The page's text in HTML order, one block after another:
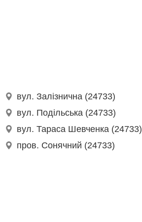
вул. Залізнична (24733)
вул. Подільська (24733)
вул. Тараса Шевченка (24733)
пров. Сонячний (24733)